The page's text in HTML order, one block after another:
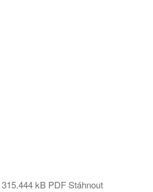
315.444 kB PDF Stáhnout